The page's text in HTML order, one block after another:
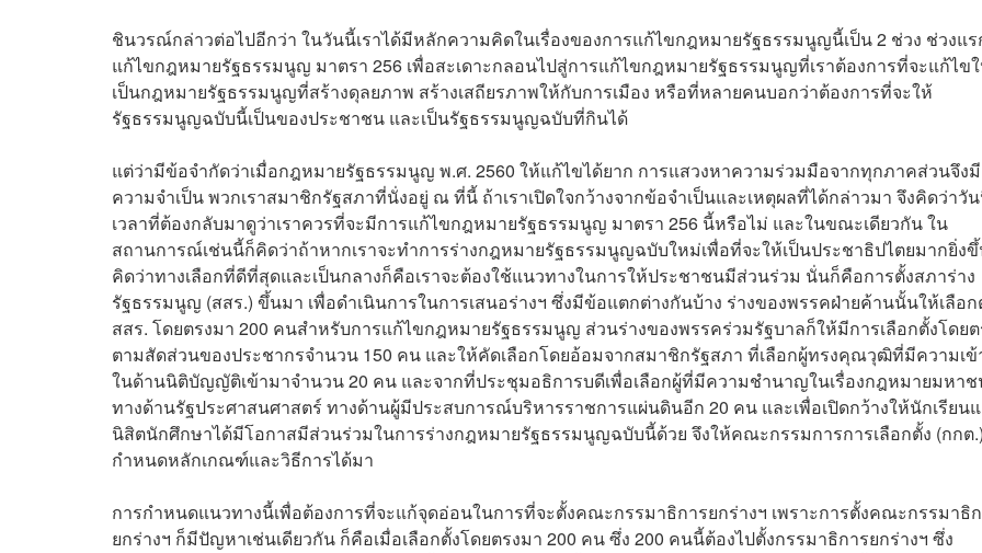
ชินวรณ์กล่าวต่อไปอีกว่า ในวันนี้เราได้มีหลักความคิดในเรื่องของการแก้ไขกฎหมายรัฐธรรมนูญนี้เป็น 2 ช่วง ช่วงแ
แก้ไขกฎหมายรัฐธรรมนูญ มาตรา 256 เพื่อสะเดาะกลอนไปสู่การแก้ไขกฎหมายรัฐธรรมนูญที่เราต้องการที่จะแก้ไข
เป็นกฎหมายรัฐธรรมนูญที่สร้างดุลยภาพ สร้างเสถียรภาพให้กับการเมือง หรือที่หลายคนบอกว่าต้องการที่จะให้
รัฐธรรมนูญฉบับนี้เป็นของประชาชน และเป็นรัฐธรรมนูญฉบับที่กินได้
แต่ว่ามีข้อจำกัดว่าเมื่อกฎหมายรัฐธรรมนูญ พ.ศ. 2560 ให้แก้ไขได้ยาก การแสวงหาความร่วมมือจากทุกภาคส่วนจึงมี
ความจำเป็น พวกเราสมาชิกรัฐสภาที่นั่งอยู่ ณ ที่นี้ ถ้าเราเปิดใจกว้างจากข้อจำเป็นและเหตุผลที่ได้กล่าวมา จึงคิดว่าวั
เวลาที่ต้องกลับมาดูว่าเราควรที่จะมีการแก้ไขกฎหมายรัฐธรรมนูญ มาตรา 256 นี้หรือไม่ และในขณะเดียวกัน ใน
สถานการณ์เช่นนี้ก็คิดว่าถ้าหากเราจะทำการร่างกฎหมายรัฐธรรมนูญฉบับใหม่เพื่อที่จะให้เป็นประชาธิปไตยมากยิ่ง
คิดว่าทางเลือกที่ดีที่สุดและเป็นกลางก็คือเราจะต้องใช้แนวทางในการให้ประชาชนมีส่วนร่วม นั่นก็คือการตั้งสภาร่าง
รัฐธรรมนูญ (สสร.) ขึ้นมา เพื่อดำเนินการในการเสนอร่างฯ ซึ่งมีข้อแตกต่างกันบ้าง ร่างของพรรคฝ่ายค้านนั้นให้เลือก
สสร. โดยตรงมา 200 คนสำหรับการแก้ไขกฎหมายรัฐธรรมนูญ ส่วนร่างของพรรคร่วมรัฐบาลก็ให้มีการเลือกตั้งโดยต
ตามสัดส่วนของประชากรจำนวน 150 คน และให้คัดเลือกโดยอ้อมจากสมาชิกรัฐสภา ที่เลือกผู้ทรงคุณวุฒิที่มีความเข้
ในด้านนิติบัญญัติเข้ามาจำนวน 20 คน และจากที่ประชุมอธิการบดีเพื่อเลือกผู้ที่มีความชำนาญในเรื่องกฎหมายมหา
ทางด้านรัฐประศาสนศาสตร์ ทางด้านผู้มีประสบการณ์บริหารราชการแผ่นดินอีก 20 คน และเพื่อเปิดกว้างให้นักเรียน
นิสิตนักศึกษาได้มีโอกาสมีส่วนร่วมในการร่างกฎหมายรัฐธรรมนูญฉบับนี้ด้วย จึงให้คณะกรรมการการเลือกตั้ง (กกต
กำหนดหลักเกณฑ์และวิธีการได้มา
การกำหนดแนวทางนี้เพื่อต้องการที่จะแก้จุดอ่อนในการที่จะตั้งคณะกรรมาธิการยกร่างฯ เพราะการตั้งคณะกรรมาธิ
ยกร่างฯ ก็มีปัญหาเช่นเดียวกัน ก็คือเมื่อเลือกตั้งโดยตรงมา 200 คน ซึ่ง 200 คนนี้ต้องไปตั้งกรรมาธิการยกร่างฯ ซึ่ง